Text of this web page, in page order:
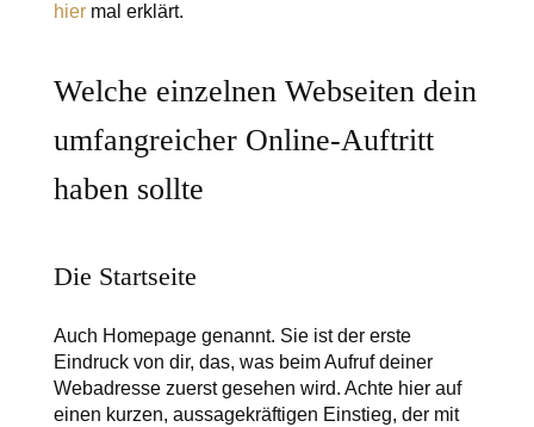
hiermal erklärt.
Welche einzelnen Webseiten dein
umfangreicher Online-Auftritt
haben sollte
Die Startseite
Auch Homepage genannt. Sie ist der erste
Eindruck von dir, das, was beim Aufruf deiner
Webadresse zuerst gesehen wird. Achte hier auf
einen kurzen, aussagekräftigen Einstieg, der mit